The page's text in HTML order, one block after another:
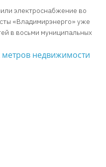
электроснабжение во
«Владимирэнерго» уже
в восьми муниципальных